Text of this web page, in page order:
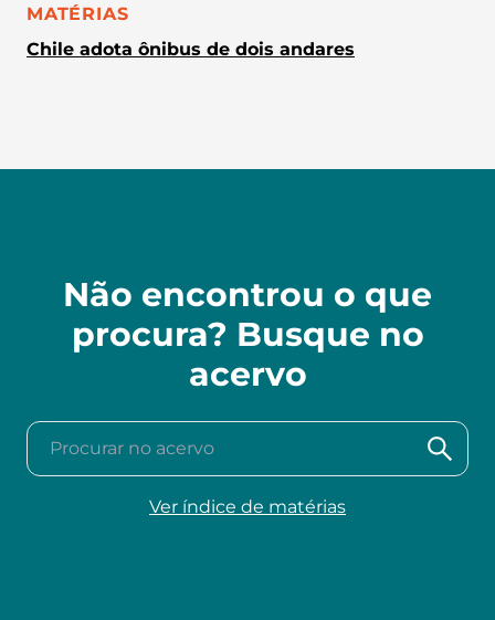
CATEGORIA:
MATÉRIAS
Chile adota ônibus de dois andares
Não encontrou o que
procura? Busque no
acervo
Procurar no acervo
Ver índice de matérias